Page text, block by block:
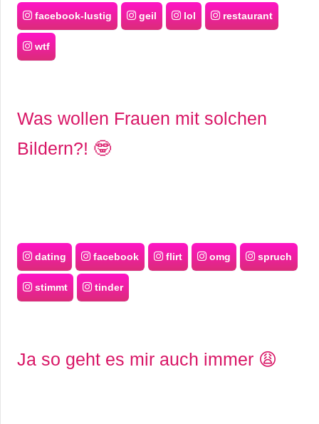
facebook-lustig geil lol restaurant
wtf
Was wollen Frauen mit solchen
Bildern?! 🤓
dating facebook flirt omg spruch
stimmt tinder
Ja so geht es mir auch immer 😩